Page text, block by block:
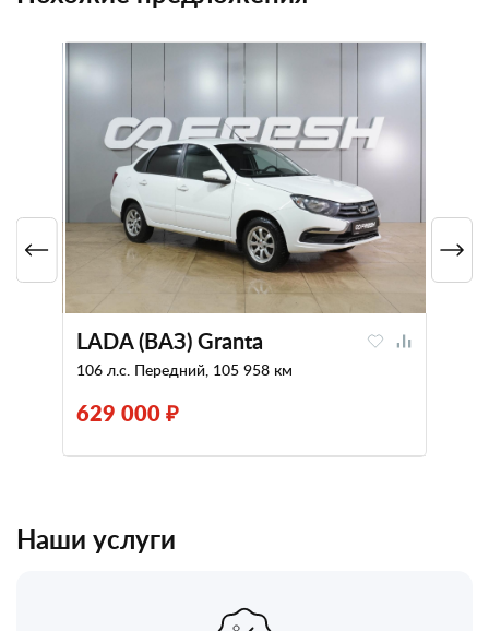
LADA (ВАЗ) Granta
106 л.с. Передний, 105 958 км
629 000 ₽
Наши услуги